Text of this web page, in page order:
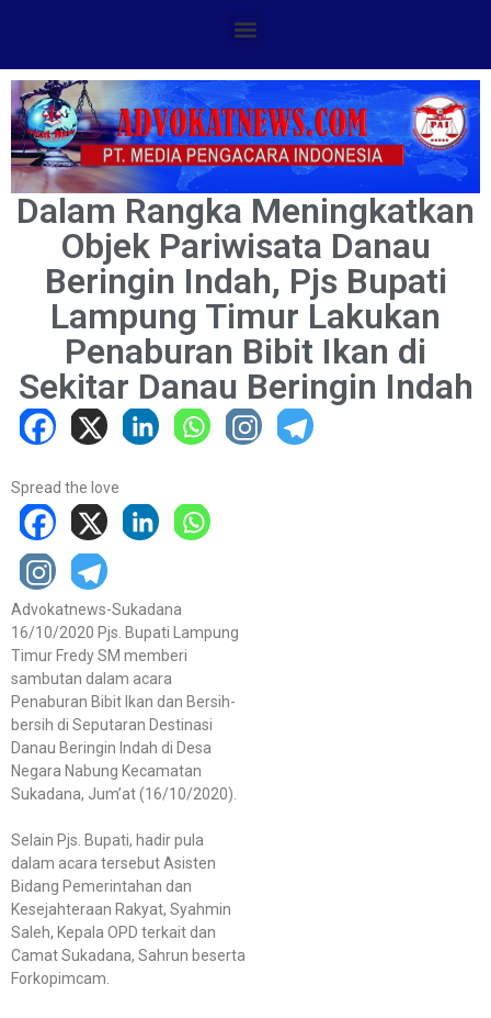
Dalam Rangka Meningkatkan
Objek Pariwisata Danau
Beringin Indah, Pjs Bupati
Lampung Timur Lakukan
Penaburan Bibit Ikan di
Sekitar Danau Beringin Indah
Spread the love
Advokatnews-Sukadana
16/10/2020 Pjs. Bupati Lampung
Timur Fredy SM memberi
sambutan dalam acara
Penaburan Bibit Ikan dan Bersih-
bersih di Seputaran Destinasi
Danau Beringin Indah di Desa
Negara Nabung Kecamatan
Sukadana, Jum’at (16/10/2020).
Selain Pjs. Bupati, hadir pula
dalam acara tersebut Asisten
Bidang Pemerintahan dan
Kesejahteraan Rakyat, Syahmin
Saleh, Kepala OPD terkait dan
Camat Sukadana, Sahrun beserta
Forkopimcam.